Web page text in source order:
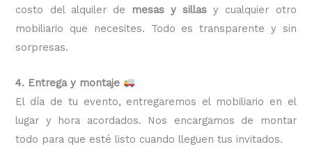
costo del alquiler de
mesas y sillas y cualquier otro
mobiliario que necesites. Todo es transparente y sin
sorpresas.
4. Entrega y montaje
El día de tu evento, entregaremos el mobiliario en el
lugar y hora acordados. Nos encargamos de montar
todo para que esté listo cuando lleguen tus invitados.